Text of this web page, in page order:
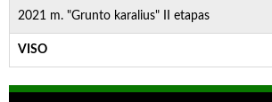
2021 m. "Grunto karalius" II etapas
VISO